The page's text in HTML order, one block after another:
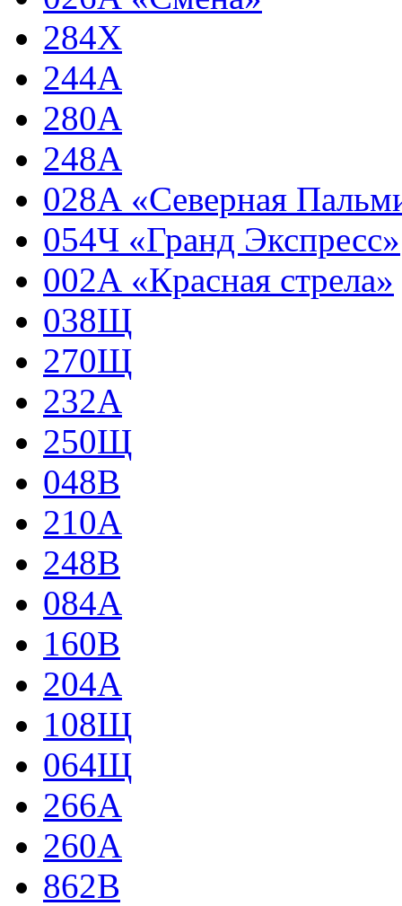
284Х
244А
280А
248А
028А «Северная
054Ч «Гранд Экспресс»
002А «Красная стрела»
038Щ
270Щ
232А
250Щ
048В
210А
248В
084А
160В
204А
108Щ
064Щ
266А
260А
862В